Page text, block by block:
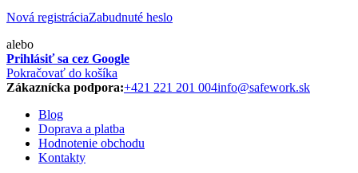
Nová registráciaZabudnuté heslo
alebo
Prihlásiť sa cez Google
Pokračovať do košíka
Zákaznícka podpora:+421 221 201 004info@safework.sk
Blog
Doprava a platba
Hodnotenie obchodu
Kontakty